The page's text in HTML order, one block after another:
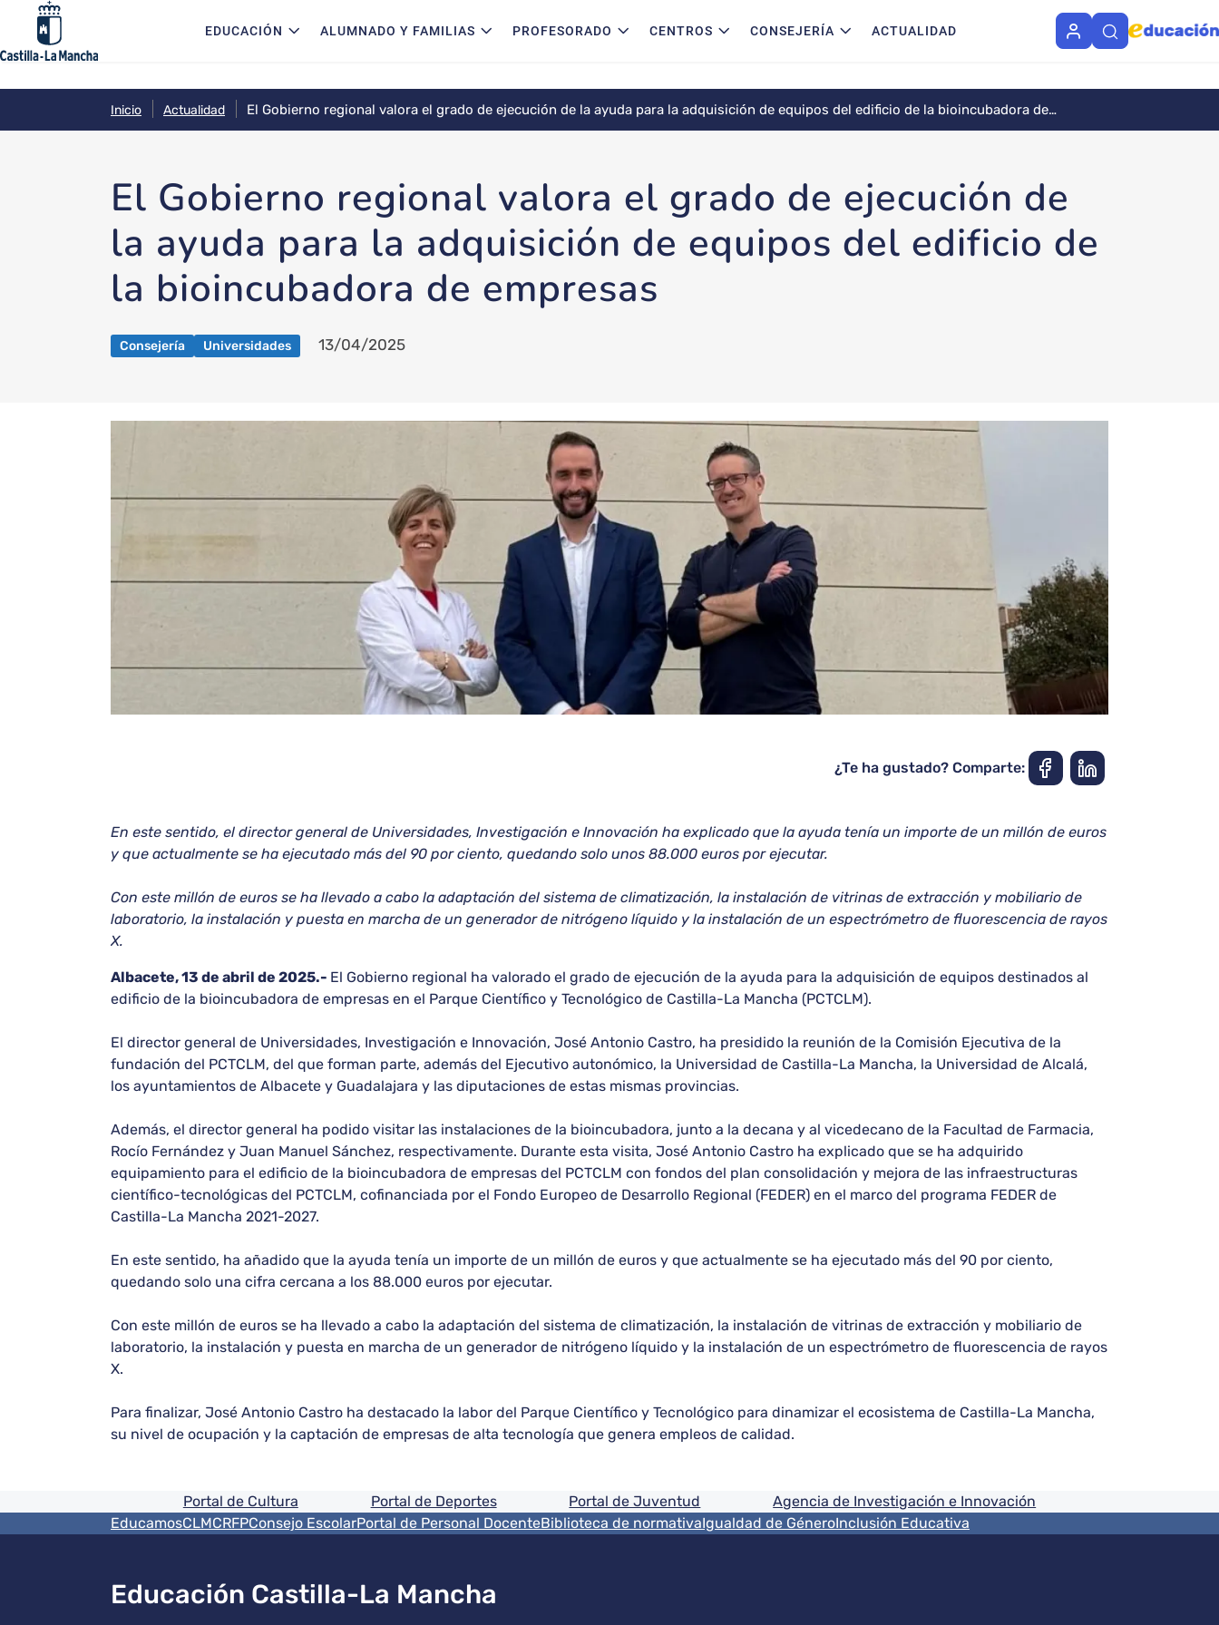
Pasar al contenido principalNavegación principal
EDUCACIÓN ALUMNADO Y FAMILIAS PROFESORADO CENTROS CONSEJERÍA ACTUALIDAD
Inicio Actualidad
El Gobierno regional valora el grado de ejecución de la ayuda para la adquisición de equipos del edificio de la bioincubadora de
empresas
El Gobierno regional valora el grado de ejecución de
la ayuda para la adquisición de equipos del edificio de
la bioincubadora de empresas
Consejería Universidades 13/04/2025
¿Te ha gustado? Comparte:
En este sentido, el director general de Universidades, Investigación e Innovación ha explicado que la ayuda tenía un importe de un millón de euros
y que actualmente se ha ejecutado más del 90 por ciento, quedando solo unos 88.000 euros por ejecutar.
Con este millón de euros se ha llevado a cabo la adaptación del sistema de climatización, la instalación de vitrinas de extracción y mobiliario de
laboratorio, la instalación y puesta en marcha de un generador de nitrógeno líquido y la instalación de un espectrómetro de fluorescencia de rayos
X.
Albacete, 13 de abril de 2025.- El Gobierno regional ha valorado el grado de ejecución de la ayuda para la adquisición de equipos destinados al
edificio de la bioincubadora de empresas en el Parque Científico y Tecnológico de Castilla-La Mancha (PCTCLM).
El director general de Universidades, Investigación e Innovación, José Antonio Castro, ha presidido la reunión de la Comisión Ejecutiva de la
fundación del PCTCLM, del que forman parte, además del Ejecutivo autonómico, la Universidad de Castilla-La Mancha, la Universidad de Alcalá,
los ayuntamientos de Albacete y Guadalajara y las diputaciones de estas mismas provincias.
Además, el director general ha podido visitar las instalaciones de la bioincubadora, junto a la decana y al vicedecano de la Facultad de Farmacia,
Rocío Fernández y Juan Manuel Sánchez, respectivamente. Durante esta visita, José Antonio Castro ha explicado que se ha adquirido
equipamiento para el edificio de la bioincubadora de empresas del PCTCLM con fondos del plan consolidación y mejora de las infraestructuras
científico-tecnológicas del PCTCLM, cofinanciada por el Fondo Europeo de Desarrollo Regional (FEDER) en el marco del programa FEDER de
Castilla-La Mancha 2021-2027.
En este sentido, ha añadido que la ayuda tenía un importe de un millón de euros y que actualmente se ha ejecutado más del 90 por ciento,
quedando solo una cifra cercana a los 88.000 euros por ejecutar.
Con este millón de euros se ha llevado a cabo la adaptación del sistema de climatización, la instalación de vitrinas de extracción y mobiliario de
laboratorio, la instalación y puesta en marcha de un generador de nitrógeno líquido y la instalación de un espectrómetro de fluorescencia de rayos
X.
Para finalizar, José Antonio Castro ha destacado la labor del Parque Científico y Tecnológico para dinamizar el ecosistema de Castilla-La Mancha,
su nivel de ocupación y la captación de empresas de alta tecnología que genera empleos de calidad.
Pie de pagina información
Portal de Cultura Portal de Deportes Portal de Juventud Agencia de Investigación e Innovación
Menú del pie
EducamosCLMCRFPConsejo EscolarPortal de Personal DocenteBiblioteca de normativaIgualdad de GéneroInclusión Educativa
Educación Castilla-La Mancha